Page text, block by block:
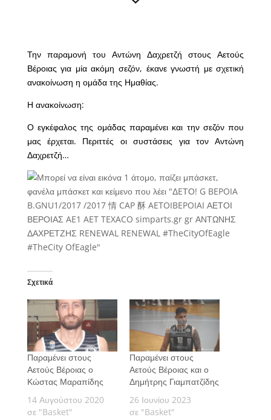
Την παραμονή του Αντώνη Δαχρετζή στους Αετούς
Βέροιας για μία ακόμη σεζόν, έκανε γνωστή με σχετική
ανακοίνωση η ομάδα της Ημαθίας.
Η ανακοίνωση:
Ο εγκέφαλος της ομάδας παραμένει και την σεζόν που
μας έρχεται. Περιττές οι συστάσεις για τον Αντώνη
Δαχρετζή…
Σχετικά
Παραμένει στους
Αετούς Βέροιας ο
Κώστας Μαραπίδης
14 Αυγούστου 2020
σε "Basket"
Παραμένει στους
Αετούς Βέροιας και ο
Δημήτρης Γιαμπατζίδης
26 Ιουνίου 2023
σε "Basket"